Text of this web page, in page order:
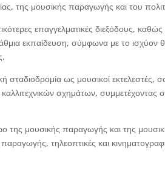
της μουσικής παραγωγής και του
επαγγελματικές διεξόδους,
εκπαίδευση, σύμφωνα με το ισχύον
ως μουσικοί εκτελεστές,
σχημάτων, συμμετέχοντας
μουσικής παραγωγής και της
τηλεοπτικές και